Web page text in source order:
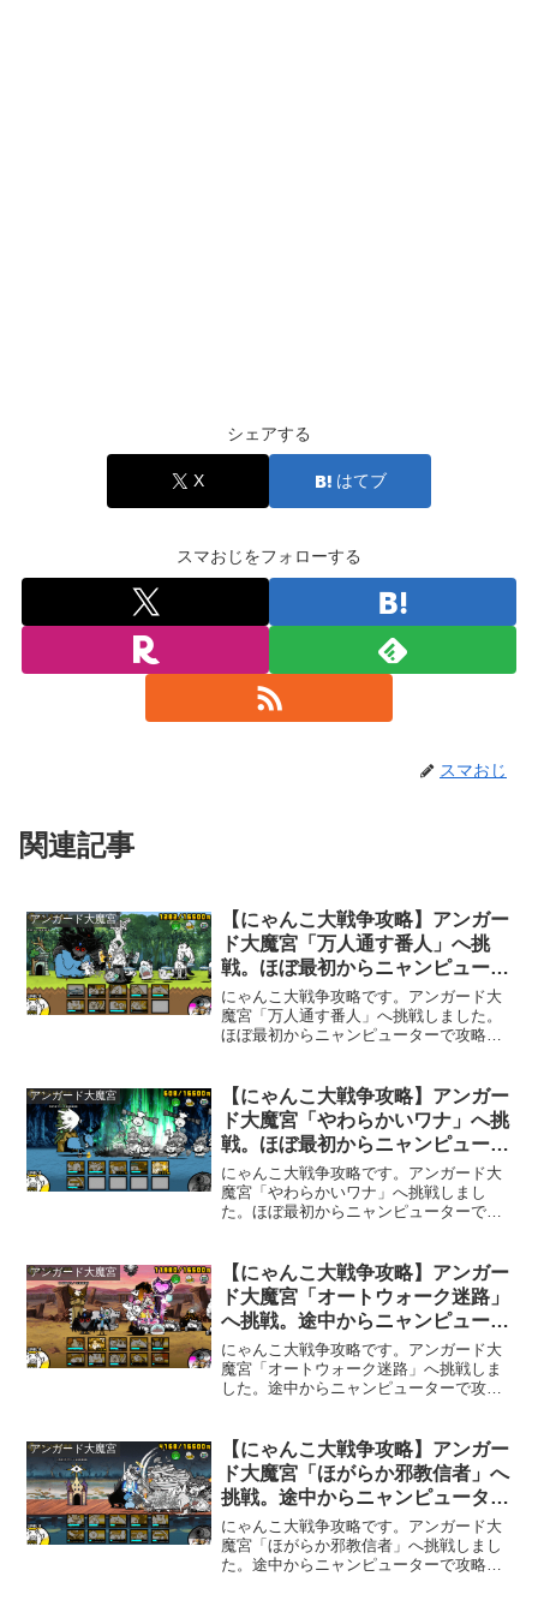
シェアする
X はてブ
スマおじをフォローする
スマおじ
関連記事
アンガード大魔宮
【にゃんこ大戦争攻略】アンガー
ド大魔宮「万人通す番人」へ挑
戦。ほぼ最初からニャンピュータ
ーで攻略。
にゃんこ大戦争攻略です。アンガード大
魔宮「万人通す番人」へ挑戦しました。
ほぼ最初からニャンピューターで攻略で
士」は黒い敵で浮いている敵であって超
賢者属性持ちです。しかも範囲攻撃の動
きを止める妨害をしてきます。他には妙
に強い「ブラックブンブン」と「悪魔ベ
ヒモッス」などがこのステージでは登場
します。
アンガード大魔宮
【にゃんこ大戦争攻略】アンガー
ド大魔宮「やわらかいワナ」へ挑
戦。ほぼ最初からニャンピュータ
ーで攻略。
にゃんこ大戦争攻略です。アンガード大
魔宮「やわらかいワナ」へ挑戦しまし
た。ほぼ最初からニャンピューターで攻
す。明らかに罠があるステージなのです
が、ステージ名に「ワナ」と入っている
のが面白いです。「ワナ」に気づけば難
しくはないステージです。
アンガード大魔宮
【にゃんこ大戦争攻略】アンガー
ド大魔宮「オートウォーク迷路」
へ挑戦。途中からニャンピュータ
ーで攻略。
にゃんこ大戦争攻略です。アンガード大
魔宮「オートウォーク迷路」へ挑戦しま
した。途中からニャンピューターで攻略
タルを素早く倒さないとふくろう博士を
倒しにくくなっています。戦闘自体は途
中からニャンピューターと書いてます
が、敵がこちらの城の手前に来るまでは
何もしないでいて、敵がきたらニャンピ
ューターをオンにするだけです。
アンガード大魔宮
【にゃんこ大戦争攻略】アンガー
ド大魔宮「ほがらか邪教信者」へ
挑戦。途中からニャンピューター
で攻略。
にゃんこ大戦争攻略です。アンガード大
魔宮「ほがらか邪教信者」へ挑戦しまし
た。途中からニャンピューターで攻略で